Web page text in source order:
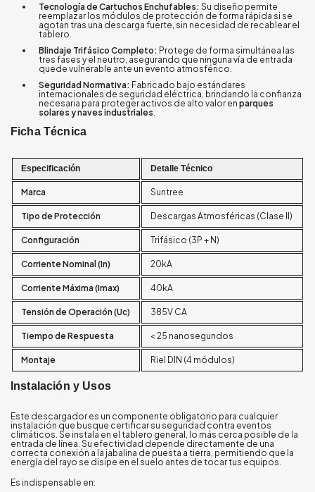
Tecnología de Cartuchos Enchufables: Su diseño permite
reemplazar los módulos de protección de forma rápida si se
agotan tras una descarga fuerte, sin necesidad de recablear el
tablero.
Blindaje Trifásico Completo: Protege de forma simultánea las
tres fases y el neutro, asegurando que ninguna vía de entrada
quede vulnerable ante un evento atmosférico.
Seguridad Normativa: Fabricado bajo estándares
internacionales de seguridad eléctrica, brindando la confianza
necesaria para proteger activos de alto valor en parques
solares y naves industriales
Ficha Técnica
Especificación Detalle Técnico
Marca Suntree
Tipo de Protección Descargas Atmosféricas (Clase II)
Configuración Trifásico (3P + N)
Corriente Nominal (In) 20kA
Corriente Máxima (Imax) 40kA
Tensión de Operación (Uc) 385V CA
Tiempo de Respuesta < 25 nanosegundos
Montaje Riel DIN (4 módulos)
Instalación y Usos
Este descargador es un componente obligatorio para cualquier
instalación que busque certificar su seguridad contra eventos
climáticos. Se instala en el tablero general, lo más cerca posible de la
entrada de línea. Su efectividad depende directamente de una
correcta conexión a la jabalina de puesta a tierra, permitiendo que la
energía del rayo se disipe en el suelo antes de tocar tus equipos.
Es indispensable en: